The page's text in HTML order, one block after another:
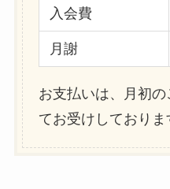
入会費
月謝
お支払いは、月初
てお受けしておりま